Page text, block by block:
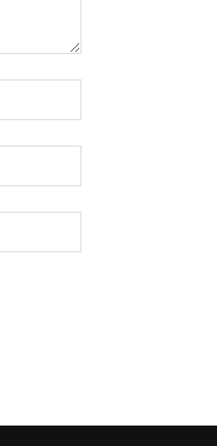
Posta:*